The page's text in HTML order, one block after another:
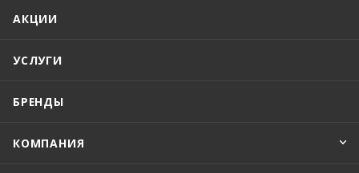
АКЦИИ
УСЛУГИ
БРЕНДЫ
КОМПАНИЯ